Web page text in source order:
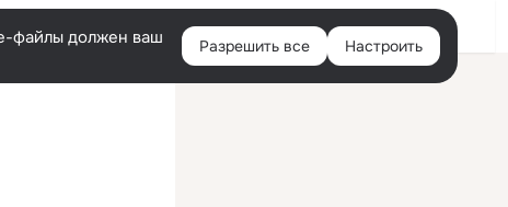
Войти
файлы должен ваш
Разрешить все Настроить